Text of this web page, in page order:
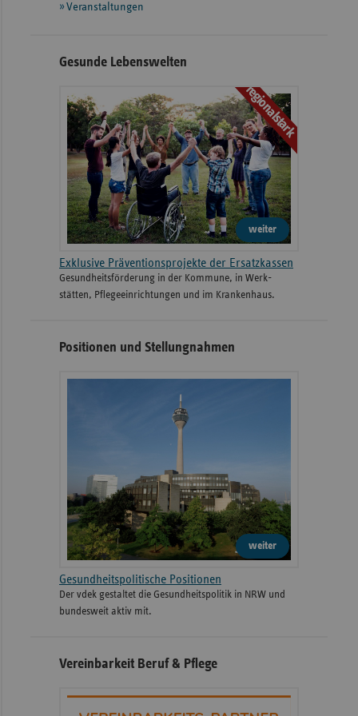
Veranstaltungen
Gesunde Lebenswelten
regionalstark
weiter
Exklusive Präventionsprojekte der Ersatzkassen
Gesund­heits­­förderung in der Kommune, in Werk­
stätten, Pflege­einrichtungen und im Kranken­haus.
Positionen und Stellungnahmen
weiter
Gesundheitspolitische Positionen
Der vdek gestaltet die Gesundheitspolitik in NRW und
bundesweit aktiv mit.
Vereinbarkeit Beruf & Pflege